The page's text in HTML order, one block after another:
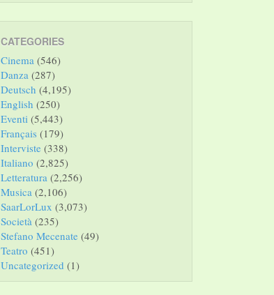
CATEGORIES
Cinema (546)
Danza (287)
Deutsch (4,195)
English (250)
Eventi (5,443)
Français (179)
Interviste (338)
Italiano (2,825)
Letteratura (2,256)
Musica (2,106)
SaarLorLux (3,073)
Società (235)
Stefano Mecenate (49)
Teatro (451)
Uncategorized (1)